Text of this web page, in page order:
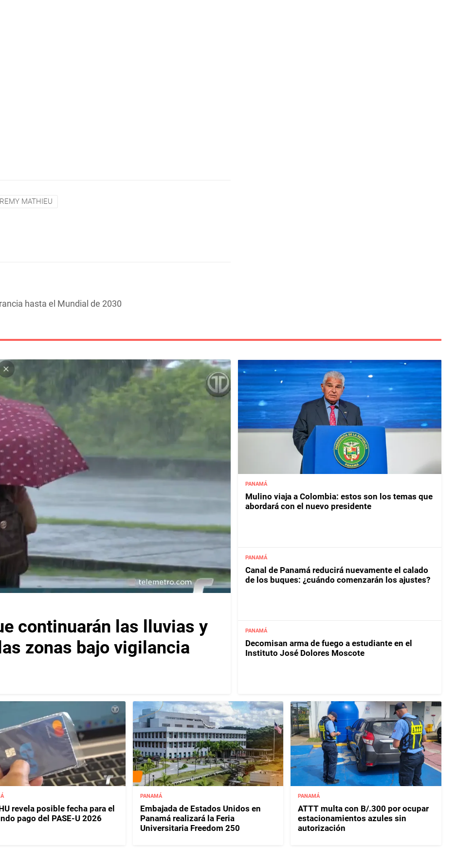
MATHIEU
hasta el Mundial de 2030
continuarán las lluvias y
zonas bajo vigilancia
PANAMÁ
Mulino viaja a Colombia: estos son los temas que
abordará con el nuevo presidente
PANAMÁ
Canal de Panamá reducirá nuevamente el calado
de los buques: ¿cuándo comenzarán los ajustes?
PANAMÁ
Decomisan arma de fuego a estudiante en el
Instituto José Dolores Moscote
revela posible fecha para el
pago del PASE-U 2026
PANAMÁ
Embajada de Estados Unidos en
Panamá realizará la Feria
Universitaria Freedom 250
PANAMÁ
ATTT multa con B/.300 por ocupar
estacionamientos azules sin
autorización